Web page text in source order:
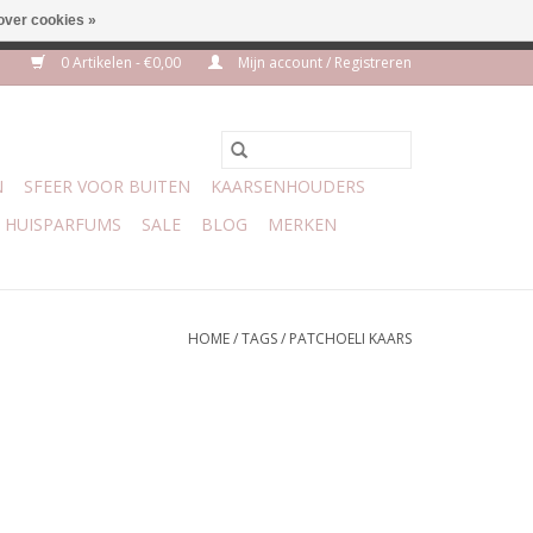
0 Artikelen - €0,00 Mijn account / Registreren
SFEER VOOR BUITEN
KAARSENHOUDERS
HUISPARFUMS SALE BLOG MERKEN
HOME/TAGS/ PATCHOELI KAARS
cookies »
VAKANTIE